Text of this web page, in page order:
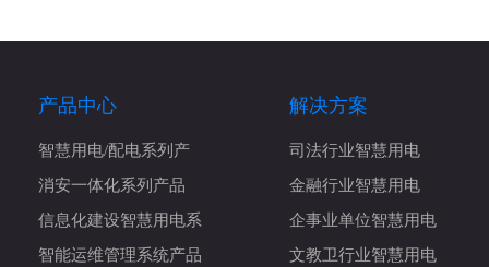
产品中心
智慧用电/配电系列产
消安一体化系列产品
信息化建设智慧用电系
智能运维管理系统产品
解决方案
司法行业智慧用电
金融行业智慧用电
企事业单位智慧用电
文教卫行业智慧用电